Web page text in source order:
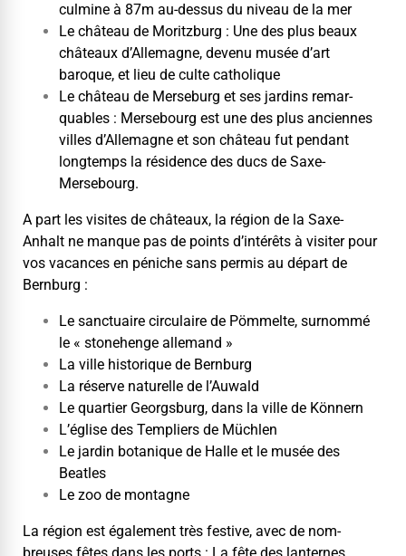
cul­mine à 87m au-dessus du niveau de la mer
Le château de Moritzburg : Une des plus beaux
châteaux d’Allemagne, devenu musée d’art
baroque, et lieu de culte catholique
Le château de Merse­burg et ses jardins remar­
quables : Merse­bourg est une des plus anci­ennes
villes d’Allemagne et son château fut pen­dant
longtemps la rési­dence des ducs de Saxe-
Mersebourg.
A part les vis­ites de châteaux, la région de la Saxe-
Anhalt ne manque pas de points d’intérêts à vis­iter pour
vos vacances en péniche sans per­mis au départ de
Bernburg :
Le sanc­tu­aire cir­cu­laire de Pöm­melte, surnom­mé
le « stone­henge allemand »
La ville his­torique de Bernburg
La réserve naturelle de l’Auwald
Le quarti­er Georgs­burg, dans la ville de Könnern
L’église des Tem­pli­ers de Müchlen
Le jardin botanique de Halle et le musée des
Beatles
Le zoo de montagne
La région est égale­ment très fes­tive, avec de nom­